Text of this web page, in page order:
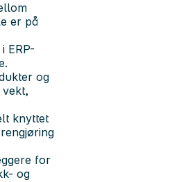
er på
ERP-
og
knyttet
for
og